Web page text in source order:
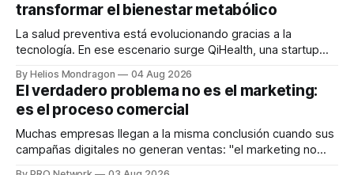
transformar el bienestar metabólico
La salud preventiva está evolucionando gracias a la
tecnología. En ese escenario surge QiHealth, una startup
dispositivos inteligentes, inteligencia artificial y monitoreo
en tiempo real para ayudar a las personas a tomar mejores
decisiones sobre su salud metabólica. Su propuesta busca
responder
By Helios Mondragon 04 Aug 2026
El verdadero problema no es el marketing:
es el proceso comercial
Muchas empresas llegan a la misma conclusión cuando sus
campañas digitales no generan ventas: "el marketing no